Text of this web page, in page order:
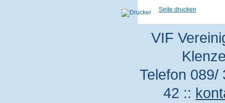
Seite drucken
VIF
Telefon
42 ::